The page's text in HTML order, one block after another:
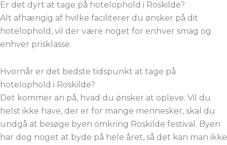
Er det dyrt at tage på hotelophold i Roskilde?
Alt afhængig af hvilke faciliterer du ønsker på dit
hotelophold, vil der være noget for enhver smag og
enhver prisklasse.
Hvornår er det bedste tidspunkt at tage på
hotelophold i Roskilde?
Det kommer an på, hvad du ønsker at opleve. Vil du
helst ikke have, der er for mange mennesker, skal du
undgå at besøge byen omkring Roskilde festival. Byen
har dog noget at byde på hele året, så det kan man ikke